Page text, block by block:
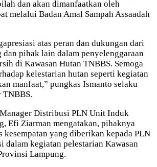
dan akan dimanfaatkan oleh
melalui Badan Amal Sampah Assaadah
atas peran dan dukungan dari
pihak lain dalam penyelenggaraan
di Kawasan Hutan TNBBS. Semoga
kelestarian hutan seperti kegiatan
manfaat,” pungkas Ismanto selaku
TNBBS.
Distribusi PLN Unit Induk
Efi Ziarman mengatakan, pihaknya
kesempatan yang diberikan kepada PLN
dalam kegiatan pelestarian Kawasan
Lampung.